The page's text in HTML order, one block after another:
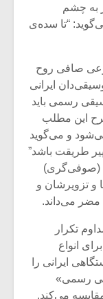
به چشم
“تا سده‌ی
صافی روح
ایرانی
رسمی باید
این مطلب
و می‌گوید
طریقت باشد”
(صوفی‌گری)
و تزویرشان و
مضر می‌داند.
تکرار
انواع
ایرانی را
رسمی»
می‌کند.